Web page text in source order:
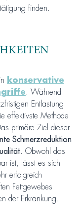
finden.
konservative
. Während
Entlastung
effektivste Methode
primäre Ziel dieser
Schmerzreduktion
. Obwohl das
ist, lässt es sich
erfolgreich
Fettgewebes
der Erkrankung.